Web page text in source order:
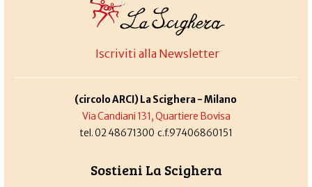
Iscriviti alla Newsletter
(circolo ARCI) La Scighera - Milano
Via Candiani 131, Quartiere Bovisa
tel. 02 48671300 c.f.97406860151
Sostieni La Scighera